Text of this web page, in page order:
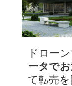
ドロー
ータでお
て転売